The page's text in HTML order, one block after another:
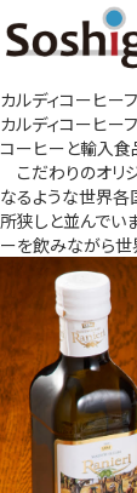
祖師谷商店街
カルディコーヒー
カルディコーヒー
コーヒーと輸入食
こだわりのオリ
なるような世界各
所狭しと並んでい
ーを飲みながら世